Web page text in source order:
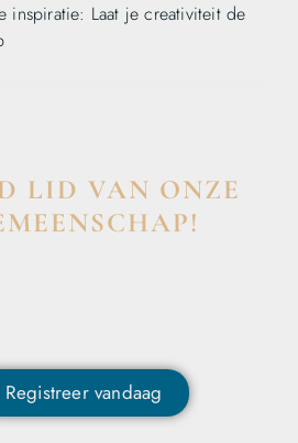
inspiratie: Laat je creativiteit de
LID VAN ONZE
Registreer vandaag